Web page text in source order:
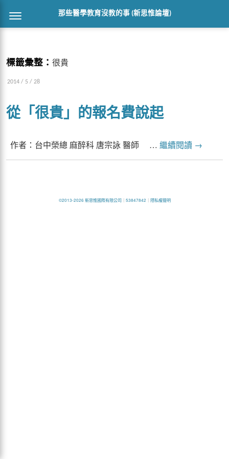
那些醫學教育沒教的事 (新思惟論壇)
標籤彙整： 很貴
2014 / 5 / 28
從「很貴」的報名費說起
作者：台中榮總 麻醉科 唐宗詠 醫師 … 繼續閱讀 →
©2013-2026 新思惟國際有限公司｜ 53847842 ｜ 隱私權聲明